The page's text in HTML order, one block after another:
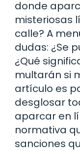
donde
misteriosas
calle? A
dudas: ¿Se
¿Qué
multarán si
artículo es
desglosar
aparcar en
normativa
sanciones